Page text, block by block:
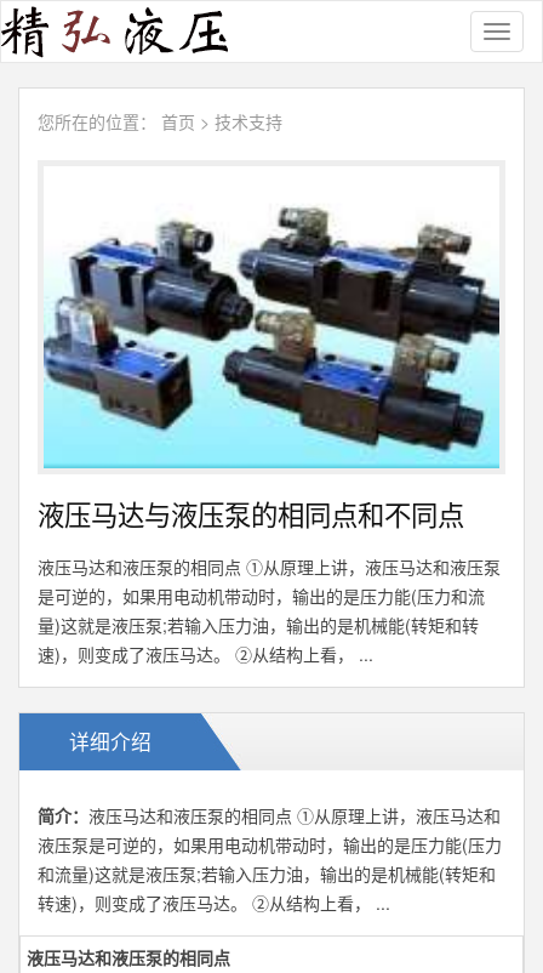
您所在的位置： 首页 > 技术支持
液压马达与液压泵的相同点和不同点
液压马达和液压泵的相同点 ①从原理上讲，液压马达和液压泵
是可逆的，如果用电动机带动时，输出的是压力能(压力和流
量)这就是液压泵;若输入压力油，输出的是机械能(转矩和转
速)，则变成了液压马达。 ②从结构上看， ...
详细介绍
简介： 液压马达和液压泵的相同点 ①从原理上讲，液压马达和
液压泵是可逆的，如果用电动机带动时，输出的是压力能(压力
和流量)这就是液压泵;若输入压力油，输出的是机械能(转矩和
转速)，则变成了液压马达。 ②从结构上看， ...
液压马达和液压泵的相同点